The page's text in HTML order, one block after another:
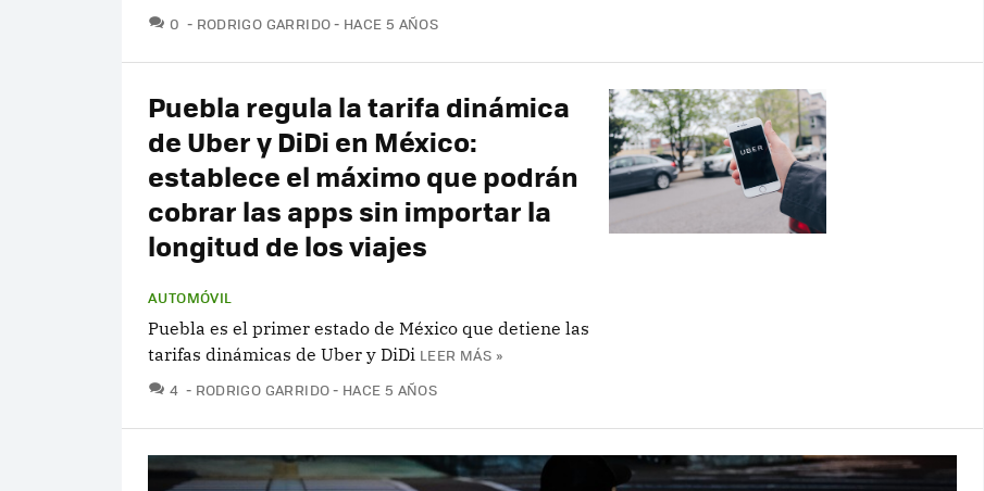
0 COMENTARIOS
RODRIGO GARRIDO HACE 5 AÑOS
Puebla regula la tarifa dinámica
de Uber y DiDi en México:
establece el máximo que podrán
cobrar las apps sin importar la
longitud de los viajes
AUTOMÓVIL
Puebla es el primer estado de México que detiene las
tarifas dinámicas de Uber y DiDi LEER MÁS »
4 COMENTARIOS
RODRIGO GARRIDO HACE 5 AÑOS